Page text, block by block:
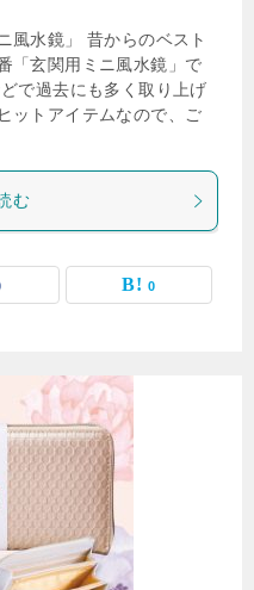
風水鏡」 昔からのベスト
「玄関用ミニ風水鏡」で
で過去にも多く取り上げ
ットアイテムなので、ご
む
0